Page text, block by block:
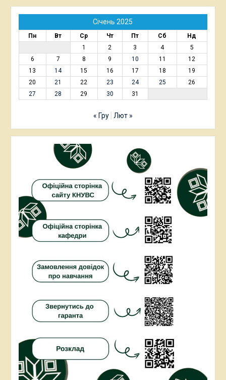
Січень 2025
Пн Вт Ср Чт Пт Сб
Нд
1
2 3 4
5
6
7 8 9 10 11
12
13
14 15 16 17 18
19
20
21 22 23 24 25
26
27
28 29 30 31
« Гру Лют »